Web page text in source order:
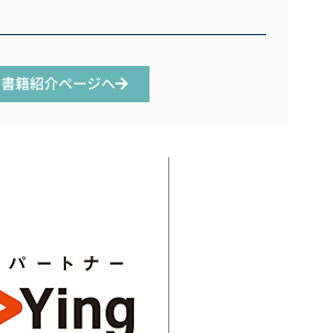
書籍紹介ページへ